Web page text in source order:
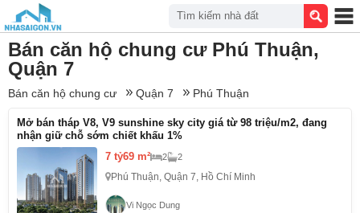
Bán căn hộ chung cư Phú Thuận,
Quận 7
Bán căn hộ chung cư Quận 7 Phú Thuận
Mở bán tháp V8, V9 sunshine sky city giá từ 98 triệu/m2, đang
nhận giữ chỗ sớm chiết khấu 1%
7 tỷ69 m² 2 2
Phú Thuận, Quận 7, Hồ Chí Minh
Vi Ngọc Dung
Tìm kiếm nhà đất